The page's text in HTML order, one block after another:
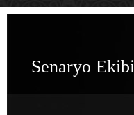
Senaryo Ekibi